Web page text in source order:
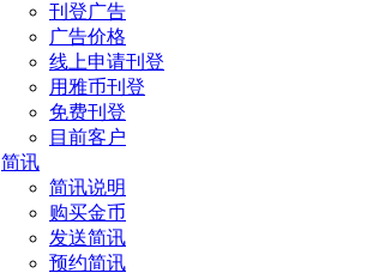
刊登广告
广告价格
线上申请刊登
用雅币刊登
免费刊登
目前客户
简讯
简讯说明
购买金币
发送简讯
预约简讯